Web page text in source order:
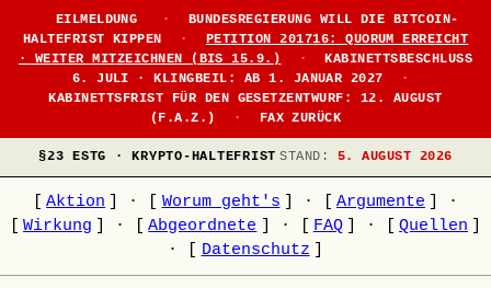
EILMELDUNG ·
BUNDESREGIERUNG WILL DIE BITCOIN-
HALTEFRIST KIPPEN
·
PETITION 201716: QUORUM ERREICHT
· WEITER MITZEICHNEN (BIS 15.9.)
·
KABINETTSBESCHLUSS
6. JULI · KLINGBEIL: AB 1. JANUAR 2027
·
KABINETTSFRIST FÜR DEN GESETZENTWURF: 12. AUGUST
(F.A.Z.)
· FAX ZURÜCK
§23 ESTG · KRYPTO-HALTEFRIST STAND: 5. AUGUST 2026
Aktion · Worum geht's · Argumente
·
Wirkung · Abgeordnete · FAQ · Quellen
·
Datenschutz